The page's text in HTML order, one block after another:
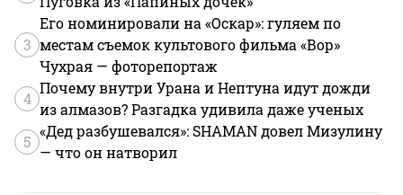
3
Его номинировали на «Оскар»: гуляем по
местам съемок культового фильма «Вор»
Чухрая — фоторепортаж
4
Почему внутри Урана и Нептуна идут дожди
из алмазов? Разгадка удивила даже ученых
5
«Дед разбушевался»: SHAMAN довел Мизулину
— что он натворил